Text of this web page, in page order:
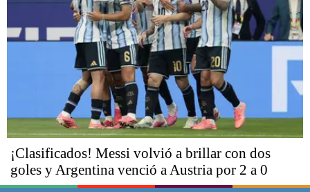
¡Clasificados! Messi volvió a brillar con dos
goles y Argentina venció a Austria por 2 a 0